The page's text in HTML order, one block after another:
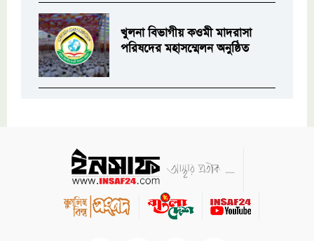
খুলনা বিভাগীয় কওমী মাদরাসা
পরিষদের মহাসম্মেলন অনুষ্ঠিত